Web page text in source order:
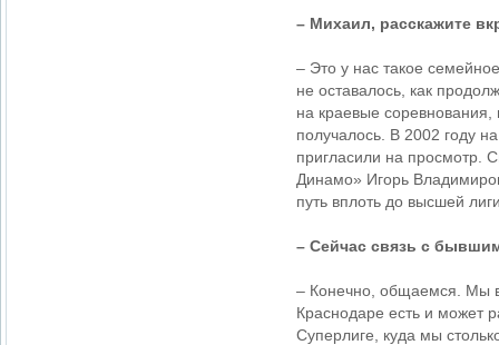
– Михаил, расскажите
– Это у нас такое
не оставалось, как
на краевые
получалось. В 2002 году
пригласили на просмотр.
Динамо» Игорь
путь вплоть до высшей
– Сейчас связь с
– Конечно, общаемся. Мы
Краснодаре есть и может
Суперлиге, куда мы